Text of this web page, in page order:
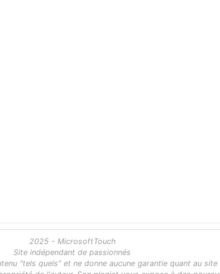
2025 - MicrosoftTouch
Site indépendant de passionnés
"tels quels" et ne donne aucune garantie quant au site